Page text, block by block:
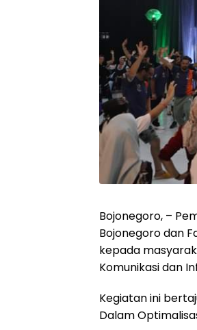
Bojonegoro, –
Bojonegoro dan
kepada
Komunikasi dan
Kegiatan ini
Dalam